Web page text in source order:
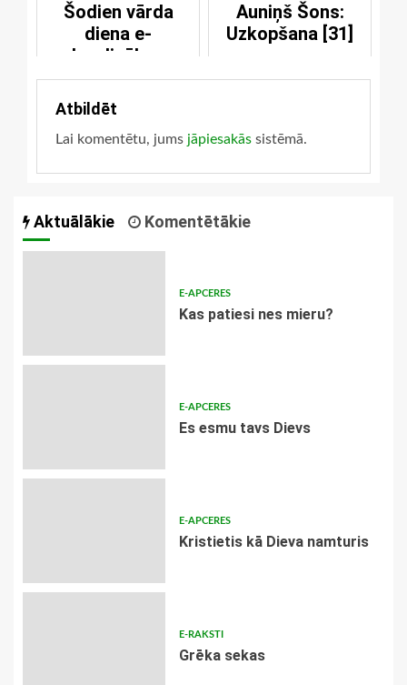
Šodien vārda
diena e-
kardinālam
Auniņš Šons:
Uzkopšana [31]
Atbildēt
Lai komentētu, jums jāpiesakās sistēmā.
Aktuālākie Komentētākie
E-APCERES
​Kas patiesi nes mieru?
E-APCERES
Es esmu tavs Dievs
E-APCERES
Kristietis kā Dieva namturis
E-RAKSTI
Grēka sekas